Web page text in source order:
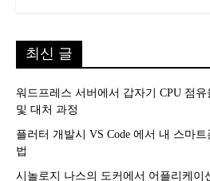
최신 글
워드프레스 서버에서 갑자기 CPU 점
및 대처 과정
플러터 개발시 VS Code 에서 내 스마
법
시놀로지 나스의 도커에서 어플리케이